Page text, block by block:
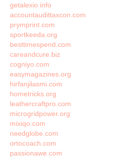
getalexio.info
accountaudittaxcon.com
prymprint.com
sportkeeda.org
besttimespend.com
careandcure.biz
cogniyo.com
easymagazines.org
hirfanjilasmi.com
hometricks.org
leathercraftpro.com
microgridpower.org
mixiqo.com
needglobe.com
ortocoach.com
passionawe.com